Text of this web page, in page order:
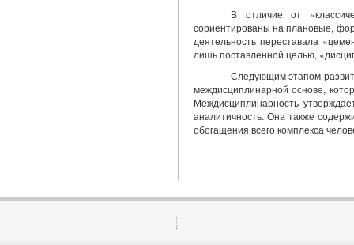
В отличие от
сориентированы на плановые,
деятельность переставала
лишь поставленной целью,
Следующим этапом
междисциплинарной основе,
Междисциплинарность
аналитичность. Она также
обогащения всего комплекса